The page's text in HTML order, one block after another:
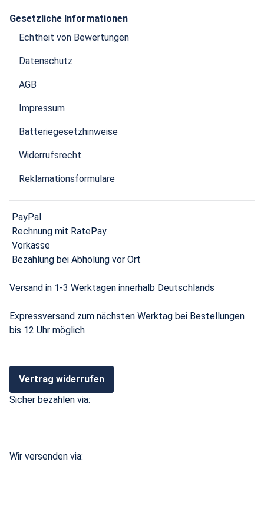
Gesetzliche Informationen
Echtheit von Bewertungen
Datenschutz
AGB
Impressum
Batteriegesetzhinweise
Widerrufsrecht
Reklamationsformulare
PayPal
Rechnung mit RatePay
Vorkasse
Bezahlung bei Abholung vor Ort
Versand in 1-3 Werktagen innerhalb Deutschlands
Expressversand zum nächsten Werktag bei Bestellungen
bis 12 Uhr möglich
Vertrag widerrufen
Sicher bezahlen via:
Wir versenden via: